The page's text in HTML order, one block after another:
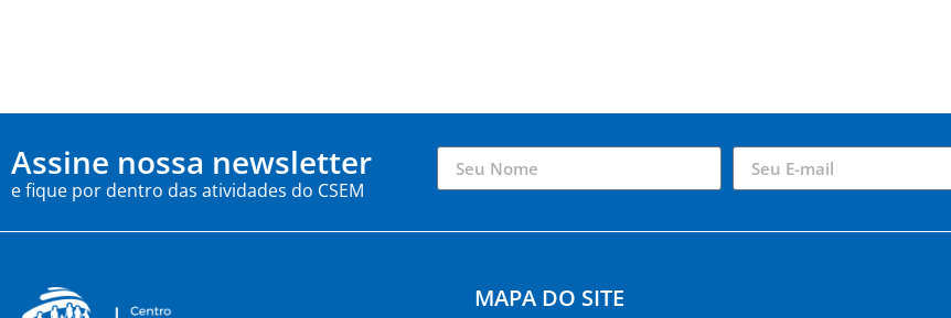
Assine nossa newsletter
e fique por dentro das atividades do CSEM
MAPA DO SITE